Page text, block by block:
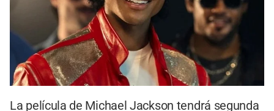
La película de Michael Jackson tendrá segunda